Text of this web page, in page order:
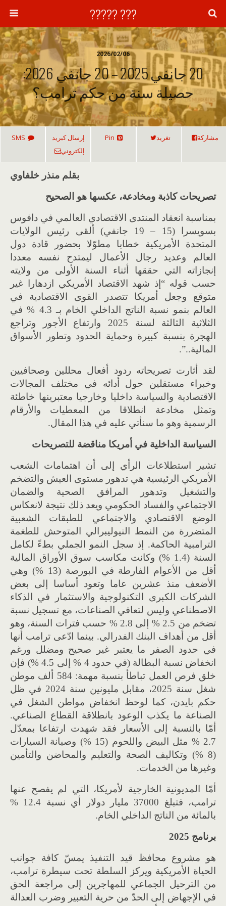
??? ?????
2026/02/06
20 جانفي 2025 – 20 جانفي 2026:
حصيلة سنة من حكم ترامب؟
مشاركة تغريد Pin
إرسال كبريد
إلكتروني
SMS
بقلم منذر خلفاوي
تصريحات كاذبة ومخادعة، عكسها هو الصحيح
بمناسبة انعقاد المنتدى الاقتصادي العالمي في دافوس
بسويسرا (15 – 19 جانفي) ألقى رئيس الولايات
المتحدة الأمريكية خطابا مطوّلا بحضور قادة دول
العالم وعديد رجال الأعمال ليمتدح نفسه معددا
إنجازاته التي حققها أثناء السنة الأولى من ولايته
حسب قوله “إذ شهد الاقتصاد الأمريكي ازدهارا غير
متوقع وجعل أمريكا تتصدر القوى الاقتصادية في
العالم بنمو نسبة الناتج الداخلي الخام بـ 4.3 % في
الثلاثية الثالثة لسنة 2025 وارتفاع الأجور وتراجع
الهجرة بنسبة كبيرة وحماية الحدود وتطور الأسواق
المالية..”.
لقد أثارت تصريحاته ردود أفعال محللين وصحافيين
وخبراء مستقلين حول أدائه في مختلف المجالات
الاقتصادية والسياسة داخليا وخارجيا معتبرينها خاطئة
وتمثل مخادعة انطلاقا من المعطيات والأرقام
الرسمية وهو ما سنأتي عليه في هذا المقال.
السياسة الداخلية في أمريكا مناقضة للتصريحات
تشير استطلاعات الرأي إلى أن اهتمامات الشعب
الأمريكي الرئيسية هي تدهور مستوى العيش والتضخم
والتشغيل وتدهور المرافق الصحية والضمان
الاجتماعي والفساد الحكومي ويعد ذلك نتيجة لانعكاس
الوضع الاقتصادي والاجتماعي للطبقات الشعبية
المتضررة من النمط النيوليبرالي المتوحش للطغمة
الترامبية الحاكمة. إذ سجل النمو الجملي بطءً لكامل
السنة (1.4 %) وكانت مكاسب سوق الأوراق المالية
أقل من الأعوام الفارطة في البورصة (13 %) وهي
الأضعف منذ عشرين عاما وتعود أساسا إلى بعض
الشركات الكبرى التكنولوجية والاستثمار في الذكاء
الاصطناعي وليس لتعافي الصناعات، مع تسجيل نسبة
تضخم من 2.5 % إلى 2.8 % حسب فترات السنة، وهو
أقل من أهداف البنك الفدرالي. بينما ادّعى ترامب أنها
في حدود الصفر ما يعتبر غير صحيح ومضلل ورغم
انخفاض نسبة البطالة (في حدود 4 % إلى 4.5 %) فإن
خلق فرص العمل تباطأ بنسبة مهمة: 584 ألف موطن
شغل سنة 2025، مقابل مليونين سنة 2024 في ظل
حكم بايدن، كما لوحظ انخفاض مواطن الشغل في
الصناعة ما يكذب الوعود بانطلاقة القطاع الصناعي.
أمّا بالنسبة إلى الأسعار فقد شهدت ارتفاعا بمعدّل
2.7 % مثل البيض واللحوم (15 %) وصيانة السيارات
(8 %) وتكاليف الصحة والتعليم والمحاضن والتأمين
وغيرها من الخدمات.
أمّا المديونية الخارجية لأمريكا، التي لم يفصح عنها
ترامب، فتبلغ 37000 مليار دولار أي نسبة 12.4 %
بالمائة من الناتج الداخلي الخام.
برنامج 2025
هو مشروع محافظ قيد التنفيذ يمسّ كافة جوانب
الحياة الأمريكية ويركز السلطة تحت سيطرة ترامب،
من الترحيل الجماعي للمهاجرين إلى مراجعة الحق
في الإجهاض إلى الحدّ من حرية التعبير وضرب العدالة